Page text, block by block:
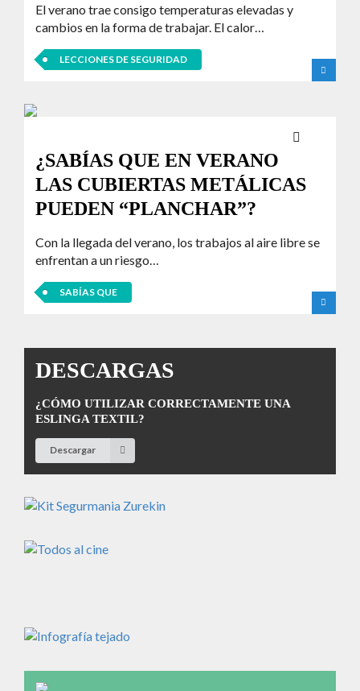
El verano trae consigo temperaturas elevadas y
cambios en la forma de trabajar. El calor…
LECCIONES DE SEGURIDAD
¿SABÍAS QUE EN VERANO
LAS CUBIERTAS METÁLICAS
PUEDEN “PLANCHAR”?
Con la llegada del verano, los trabajos al aire libre se
enfrentan a un riesgo…
SABÍAS QUE
DESCARGAS
¿CÓMO UTILIZAR CORRECTAMENTE UNA
ESLINGA TEXTIL?
Descargar